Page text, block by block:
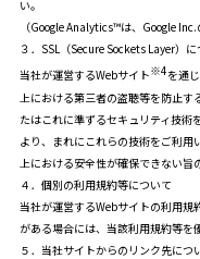
い。
（Google Analytics™は、Google Inc.
３．SSL（Secure Sockets Layer）に
当社が運営するWebサイト※4を通
上における第三者の盗聴等を防止
たはこれに準ずるセキュリティ技術
より、まれにこれらの技術をご利
上における安全性が確保できない旨
４．個別の利用規約等について
当社が運営するWebサイトの利用
がある場合には、当該利用規約等を
５．当社サイトからのリンク先につ